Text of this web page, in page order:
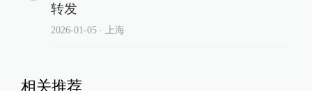
转发
2026-01-05∙ 上海
相关推荐